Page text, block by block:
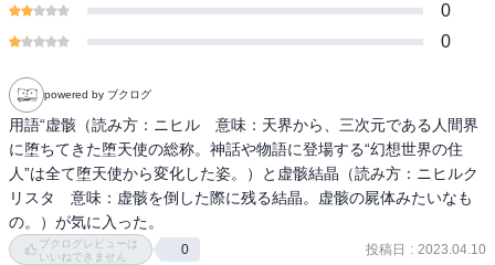
0
0
powered by ブクログ
用語“虚骸（読み方：ニヒル　意味：天界から、三次元である人間界
に堕ちてきた堕天使の総称。神話や物語に登場する“幻想世界の住
人”は全て堕天使から変化した姿。）と虚骸結晶（読み方：ニヒルク
リスタ　意味：虚骸を倒した際に残る結晶。虚骸の屍体みたいなも
の。）が気に入った。
ブクログレビューは
いいねできません
0 投稿日 : 2023.04.10